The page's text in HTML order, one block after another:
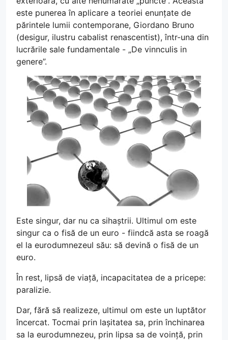
este punerea în aplicare a teoriei enunțate de
părintele lumii contemporane, Giordano Bruno
(desigur, ilustru cabalist renascentist), într-una din
lucrările sale fundamentale - „De vinnculis in
genere”.
Este singur, dar nu ca sihaștrii. Ultimul om este
singur ca o fisă de un euro - fiindcă asta se roagă
el la eurodumnezeul său: să devină o fisă de un
euro.
În rest, lipsă de viață, incapacitatea de a pricepe:
paralizie.
Dar, fără să realizeze, ultimul om este un luptător
încercat. Tocmai prin lașitatea sa, prin închinarea
sa la eurodumnezeu, prin lipsa sa de voință, prin